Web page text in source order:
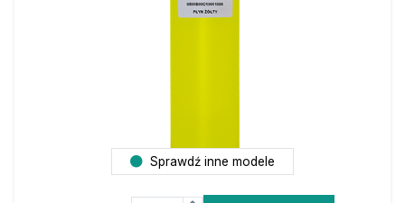
Sprawdź inne modele